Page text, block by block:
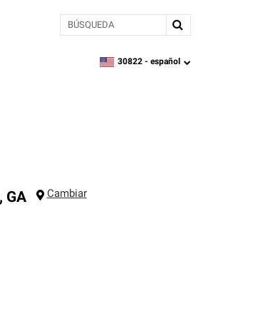
BÚSQUEDA
zipcode,language
30822 - español
, GA Cambiar